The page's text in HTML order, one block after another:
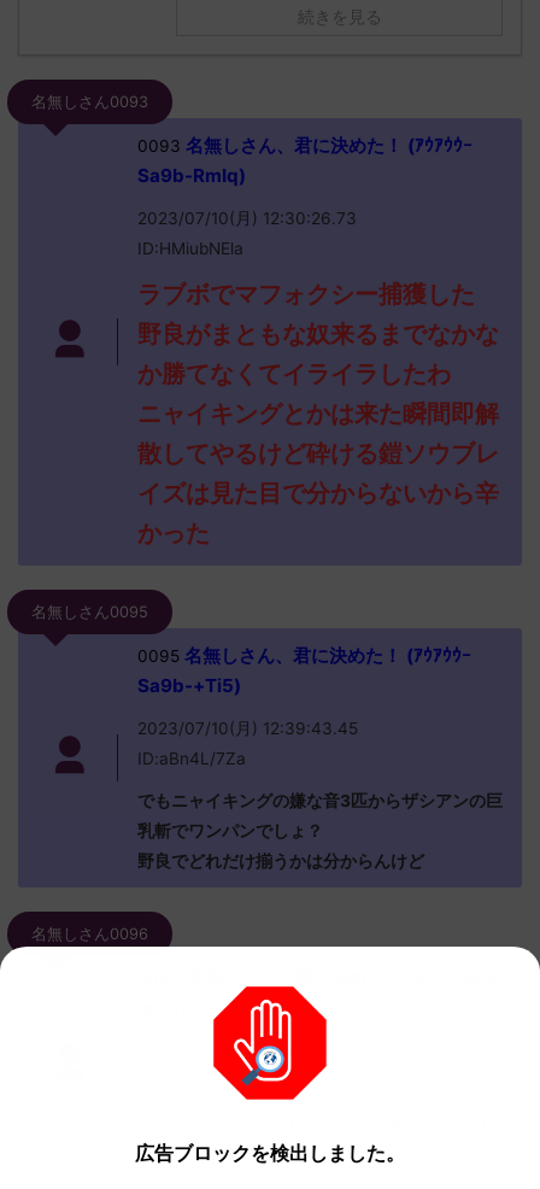
続きを見る
名無しさん0093
0093 名無しさん、君に決めた！ (ｱｳｱｳｳｰ
Sa9b-RmIq)
2023/07/10(月) 12:30:26.73
ID:HMiubNEla
ラブボでマフォクシー捕獲した
野良がまともな奴来るまでなかな
か勝てなくてイライラしたわ
ニャイキングとかは来た瞬間即解
散してやるけど砕ける鎧ソウブレ
イズは見た目で分からないから辛
かった
名無しさん0095
0095名無しさん、君に決めた！ (ｱｳｱｳｳｰ
Sa9b-+Ti5)
2023/07/10(月) 12:39:43.45
ID:aBn4L/7Za
でもニャイキングの嫌な音3匹からザシアンの巨
乳斬でワンパンでしょ？
野良でどれだけ揃うかは分からんけど
名無しさん0096
2023/07/10(月) 12:45:56.73
ID:uww4fjAyd
で使うのは地雷だわ
広告ブロックを検出しました。